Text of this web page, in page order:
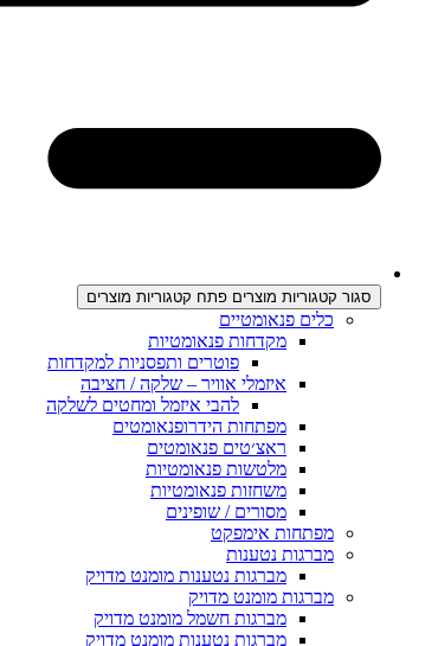
סגור קטגוריות מוצרים פתח קטגוריות מוצרים
כלים פנאומטיים
מקדחות פנאומטיות
פוטרים ותפסניות למקדחות
איזמלי אוויר – שלקה / חציבה
להבי איזמל ומחטים לשלקה
מפתחות הידרופנאומטים
ראצ׳טים פנאומטים
מלטשות פנאומטיות
משחזות פנאומטיות
מסורים / שופינים
מפתחות אימפקט
מברגות נטענות
מברגות נטענות מומנט מדויק
מברגות מומנט מדויק
מברגות חשמל מומנט מדויק
מברגות נטענות מומנט מדויק